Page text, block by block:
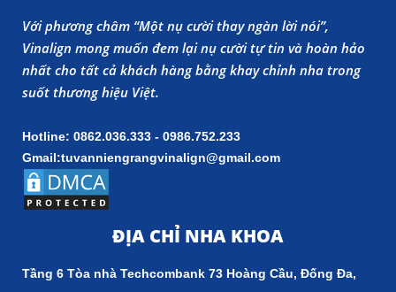
Với phương châm “Một nụ cười thay ngàn lời nói”,
Vinalign mong muốn đem lại nụ cười tự tin và hoàn hảo
nhất cho tất cả khách hàng bằng khay chỉnh nha trong
suốt thương hiệu Việt.
Hotline: 0862.036.333 - 0986.752.233
Gmail:tuvanniengrangvinalign@gmail.com
ĐỊA CHỈ NHA KHOA
Tầng 6 Tòa nhà Techcombank 73 Hoàng Cầu, Đống Đa,